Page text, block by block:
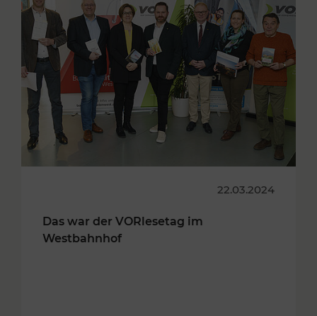
22.03.2024
Das war der VORlesetag im
Westbahnhof